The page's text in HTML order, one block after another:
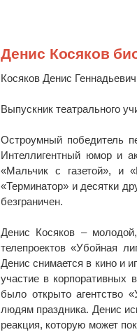
Денис Косяков
Косяков Денис
Выпускник театрального
Остроумный победитель
Интеллигентный юмор и
«Мальчик с газетой», и
«Терминатор» и десятки
безграничен.
Денис Косяков –
телепроектов «Убойная
Денис снимается в кино и
участие в корпоративных
было открыто агентство
людям праздника. Денис
реакция, которую может